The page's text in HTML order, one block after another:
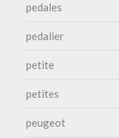
pedales
pedalier
petite
petites
peugeot